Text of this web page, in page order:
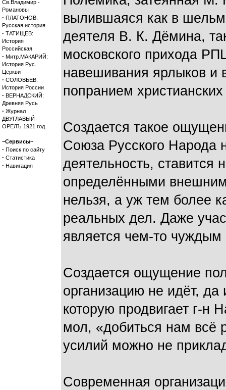
Св.Владимир -
Романовы
· ПЛАТОНОВ:
Русская история
· ТАТИЩЕВ:
История
Российская
· Митр.МАКАРИЙ:
История Рус.
Церкви
· СОЛОВЬЕВ:
История России
· ВЕРНАДСКИЙ:
Древняя Русь
· Журнал
ДВУГЛАВЫЙ
ОРЕЛЪ 1921 год
~Сервисы~
· Поиск по сайту
· Статистика
· Навигация
вылившаяся как в
деятеля В. К. Дёмина,
московского прихода
навешивания ярлыков и
попранием
Создается такое
Союза Русского Народа
деятельность,
определёнными
нельзя, а уж тем более
реальных дел. Даже
является чем-то
Создается ощущение
организацию не идёт,
которую продвигает г-н
мол, «добиться нам всё
усилий можно не
Современная